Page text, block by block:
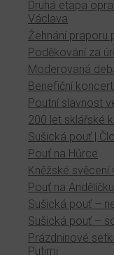
Druhá etapa
Václava
Žehnání praporu
Poděkování za
Moderovaná
Benefiční
Poutní slavnost
200 let sklářské
Sušická pouť |
Pouť na Hůrce
Kněžské svěcení
Pouť na Andělíčku
Sušická pouť –
Sušická pouť –
Prázdninové
Putimi